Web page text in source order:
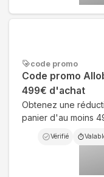
code promo
Code promo
499€ d'achat
Obtenez une
panier d'au moins
Vérifié